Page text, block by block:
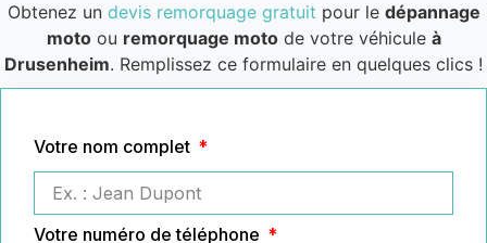
Obtenez un devis remorquage gratuit pour le dépannage
motoou remorquage motode votre véhicule à
Drusenheim. Remplissez ce formulaire en quelques clics !
Votre nom complet
Votre numéro de téléphone